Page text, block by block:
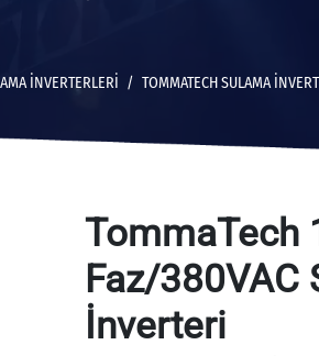
İNVERTERLERI TOMMATECH SULAMA
TommaTech
Faz/380VAC
İnverteri